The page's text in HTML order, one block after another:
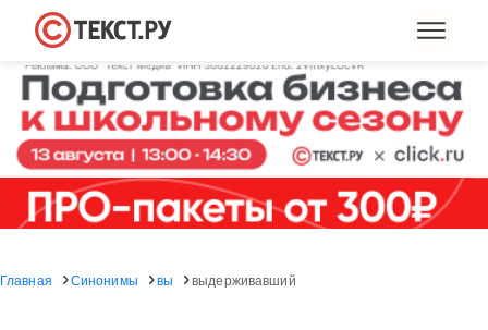
Главная Синонимы вы выдерживавший